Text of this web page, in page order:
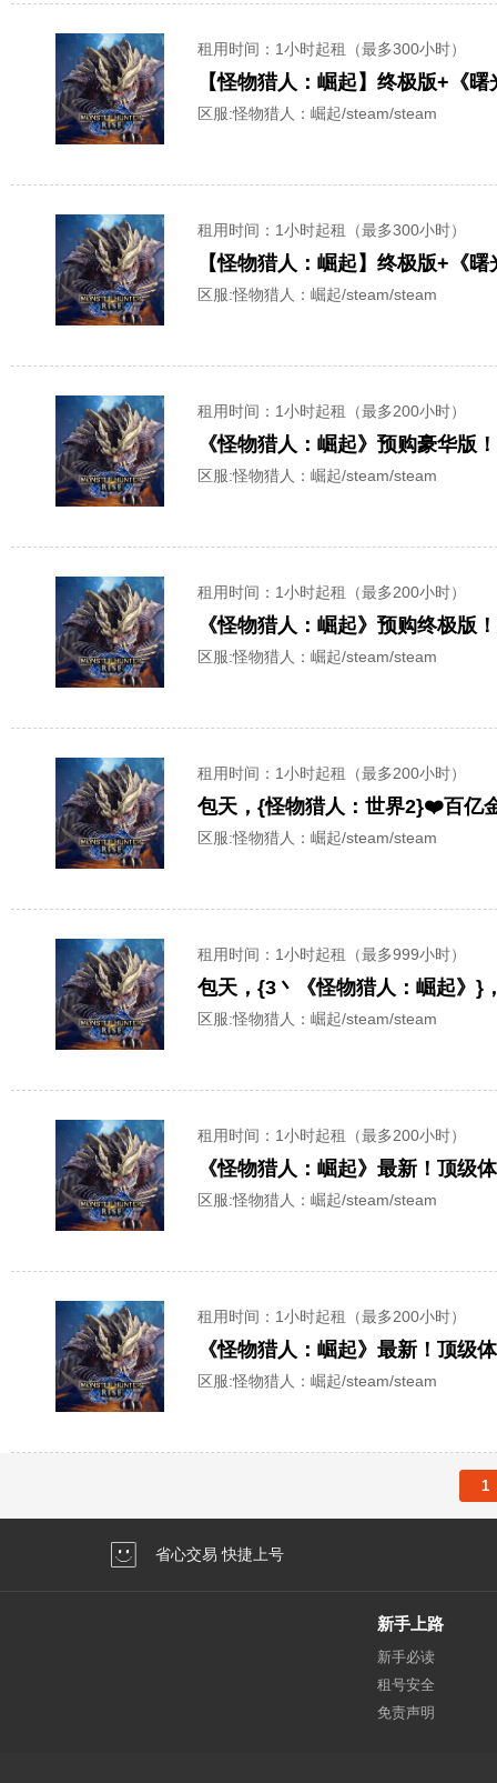
租用时间 ：1小时起租（最多300小时）
【怪物猎人：崛起】终极版+《
区服:怪物猎人：崛起/steam/steam
租用时间 ：1小时起租（最多300小时）
【怪物猎人：崛起】终极版+《
区服:怪物猎人：崛起/steam/steam
租用时间 ：1小时起租（最多200小时）
《怪物猎人：崛起》预购豪华版
区服:怪物猎人：崛起/steam/steam
租用时间 ：1小时起租（最多200小时）
《怪物猎人：崛起》预购终极版
区服:怪物猎人：崛起/steam/steam
租用时间 ：1小时起租（最多200小时）
包天，{怪物猎人：世界2}❤️百亿
区服:怪物猎人：崛起/steam/steam
租用时间 ：1小时起租（最多999小时）
包天，{3丶《怪物猎人：崛起
区服:怪物猎人：崛起/steam/steam
租用时间 ：1小时起租（最多200小时）
《怪物猎人：崛起》最新！顶级
区服:怪物猎人：崛起/steam/steam
租用时间 ：1小时起租（最多200小时）
《怪物猎人：崛起》最新！顶级
区服:怪物猎人：崛起/steam/steam
1
省心交易 快捷上号
新手上路
新手必读
租号安全
免责声明